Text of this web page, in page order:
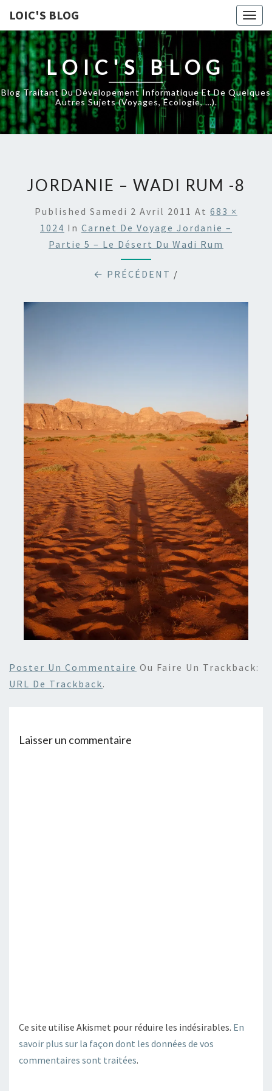
LOIC'S BLOG
LOIC'S BLOG
Blog Traitant Du Dévelopement Informatique Et De Quelques
Autres Sujets (voyages, Écologie, …).
JORDANIE – WADI RUM -8
Published Samedi 2 Avril 2011 At 683 ×
1024 In Carnet De Voyage Jordanie –
Partie 5 – Le Désert Du Wadi Rum
← PRÉCÉDENT /
Poster Un Commentaire Ou Faire Un Trackback:
URL De Trackback.
Laisser un commentaire
Ce site utilise Akismet pour réduire les indésirables. En
savoir plus sur la façon dont les données de vos
commentaires sont traitées.